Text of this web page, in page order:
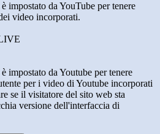
impostato da YouTube per tenere
video incorporati.
impostato da Youtube per tenere
per i video di Youtube incorporati
se il visitatore del sito web sta
versione dell'interfaccia di